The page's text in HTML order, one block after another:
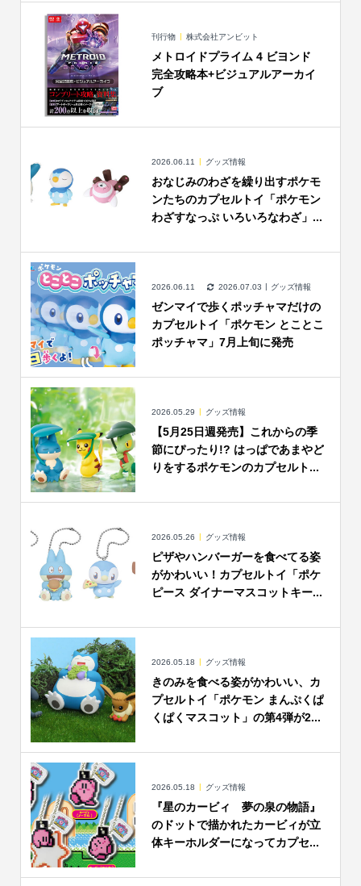
刊行物 株式会社アンビット
メトロイドプライム 4 ビヨンド
完全攻略本+ビジュアルアーカイ
ブ
2026.06.11 グッズ情報
おなじみのわざを繰り出すポケモ
ンたちのカプセルトイ「ポケモン
わざすなっぷ いろいろなわざ」...
2026.06.11 2026.07.03 グッズ情報
ゼンマイで歩くポッチャマだけの
カプセルトイ「ポケモン とことこ
ポッチャマ」7月上旬に発売
2026.05.29 グッズ情報
【5月25日週発売】これからの季
節にぴったり!? はっぱであまやど
りをするポケモンのカプセルト...
2026.05.26 グッズ情報
ピザやハンバーガーを食べてる姿
がかわいい！カプセルトイ「ポケ
ピース ダイナーマスコットキー...
2026.05.18 グッズ情報
きのみを食べる姿がかわいい、カ
プセルトイ「ポケモン まんぷくぱ
くぱくマスコット」の第4弾が2...
2026.05.18 グッズ情報
『星のカービィ 夢の泉の物語』
のドットで描かれたカービィが立
体キーホルダーになってカプセ...